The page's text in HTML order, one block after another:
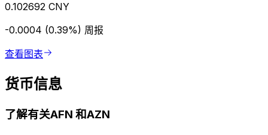
0.102692 CNY
-0.0004 (0.39%) 周报
查看图表
货币信息
了解有关AFN 和AZN